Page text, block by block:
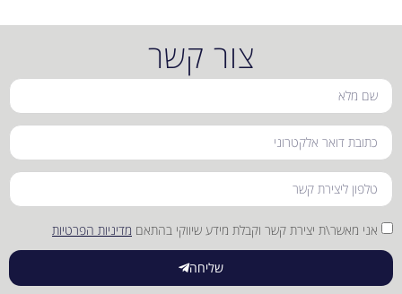
צור קשר
אני מאשר\ת יצירת קשר וקבלת מידע שיווקי בהתאם מדיניות הפרטיות
שליחה